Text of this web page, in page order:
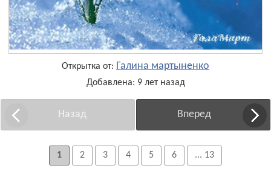
Открытка от: Галина мартыненко
Добавлена: 9 лет назад
Назад Вперед
1 2 3 4 5 6 ... 13